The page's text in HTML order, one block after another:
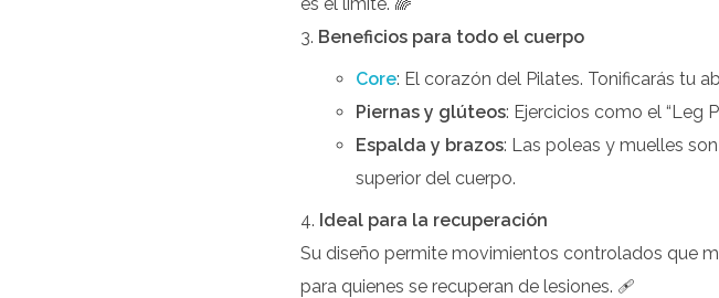
Beneficios para todo el cuerpo
Core: El corazón del Pilates. Tonificarás tu
Piernas y glúteos: Ejercicios como el “Leg
Espalda y brazos: Las poleas y muelles
superior del cuerpo.
Ideal para la recuperación
Su diseño permite movimientos controlados que
para quienes se recuperan de lesiones. 🩹